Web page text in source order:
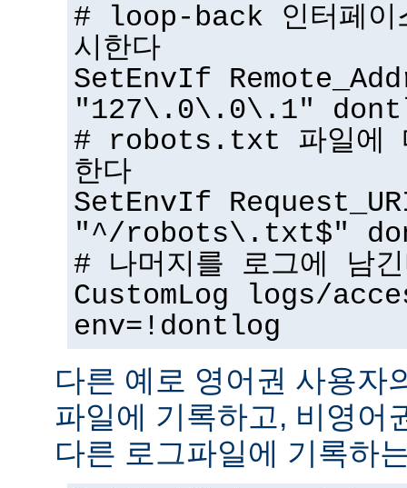
# loop-back 인터페이
시한다
SetEnvIf
"127\.0\.0\.1"
# robots.txt 파일에
한다
SetEnvIf
"^/robots\.txt$"
# 나머지를 로그에 남
CustomLog logs/
env=!dontlog
다른 예로 영어권 사용자
파일에 기록하고, 비영어
다른 로그파일에 기록하